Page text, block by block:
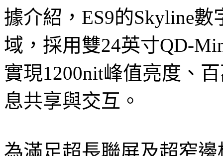
據介紹，ES9的Skyline
域，採用雙24英寸QD-
實現1200nit峰值亮度、
息共享與交互。
為滿足超長聯屏及超窄